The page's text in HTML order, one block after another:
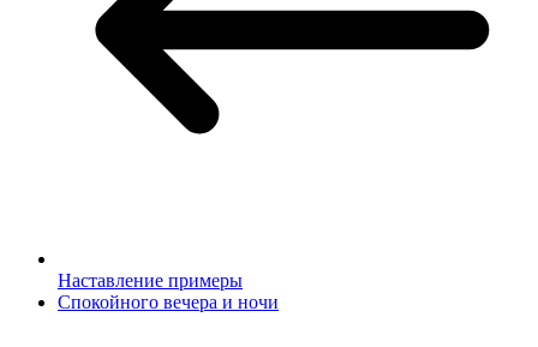
Наставление примеры
Спокойного вечера и ночи